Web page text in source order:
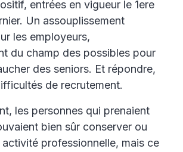
entrées en vigueur le 1ere
Un assouplissement
les employeurs,
du champ des possibles pour
des seniors. Et répondre,
de recrutement.
les personnes qui prenaient
bien sûr conserver ou
professionnelle, mais ce